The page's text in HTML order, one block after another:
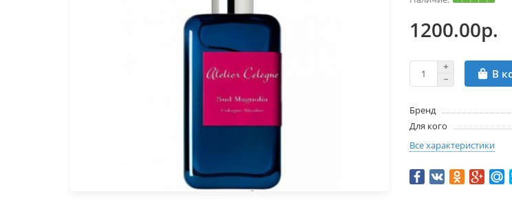
1200.00р.
В
Бренд
Для кого
Все характеристики